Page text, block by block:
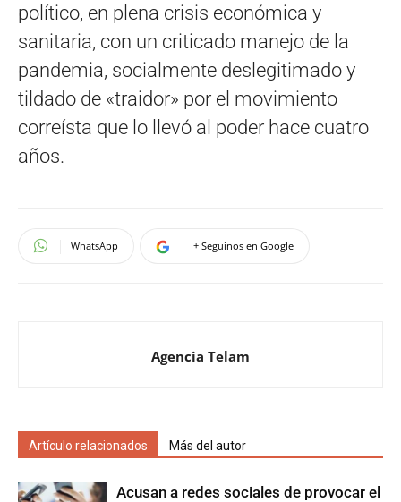
político, en plena crisis económica y
sanitaria, con un criticado manejo de la
pandemia, socialmente deslegitimado y
tildado de «traidor» por el movimiento
correísta que lo llevó al poder hace cuatro
años.
WhatsApp + Seguinos en Google
Agencia Telam
Artículo relacionados Más del autor
Acusan a redes sociales de provocar el